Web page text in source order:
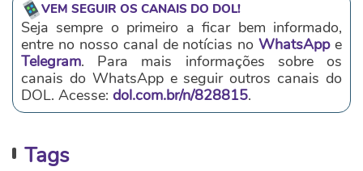
VEM SEGUIR OS CANAIS DO DOL!
Seja sempre o primeiro a ficar bem informado,
entre no nosso canal de notícias noWhatsAppe
Telegram. Para mais informações sobre os
canais do WhatsApp e seguir outros canais do
DOL. Acesse: dol.com.br/n/828815.
Tags